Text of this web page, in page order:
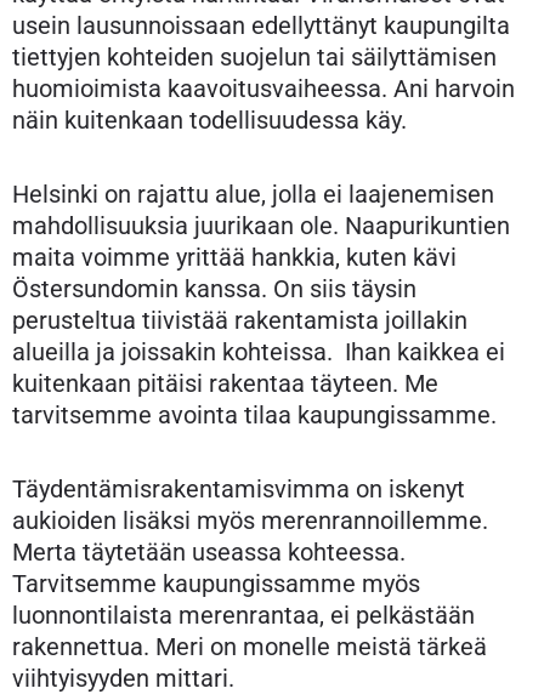
usein lausunnoissaan edellyttänyt kaupungilta
tiettyjen kohteiden suojelun tai säilyttämisen
huomioimista kaavoitusvaiheessa. Ani harvoin
näin kuitenkaan todellisuudessa käy.
Helsinki on rajattu alue, jolla ei laajenemisen
mahdollisuuksia juurikaan ole. Naapurikuntien
maita voimme yrittää hankkia, kuten kävi
Östersundomin kanssa. On siis täysin
perusteltua tiivistää rakentamista joillakin
alueilla ja joissakin kohteissa. Ihan kaikkea ei
kuitenkaan pitäisi rakentaa täyteen. Me
tarvitsemme avointa tilaa kaupungissamme.
Täydentämisrakentamisvimma on iskenyt
aukioiden lisäksi myös merenrannoillemme.
Merta täytetään useassa kohteessa.
Tarvitsemme kaupungissamme myös
luonnontilaista merenrantaa, ei pelkästään
rakennettua. Meri on monelle meistä tärkeä
viihtyisyyden mittari.